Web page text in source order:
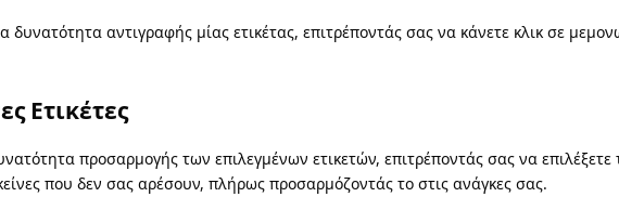
αντιγραφής μίας ετικέτας, επιτρέποντάς σας να κάνετε κλικ σε
Ετικέτες
προσαρμογής των επιλεγμένων ετικετών, επιτρέποντάς σας να επιλέξετε
που δεν σας αρέσουν, πλήρως προσαρμόζοντάς το στις ανάγκες σας.